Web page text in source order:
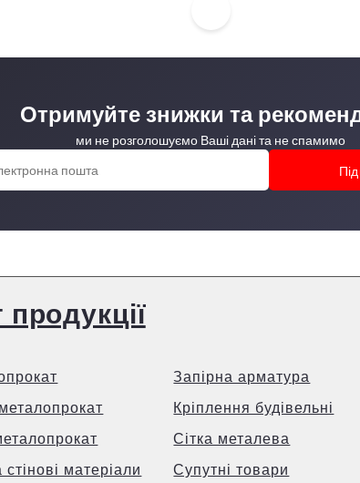
Отримуйте знижки та
ми не розголошуємо Ваші дані та не спамимо
матеріали
Запірна арматура
Кріплення будівельні
Сітка металева
Супутні товари